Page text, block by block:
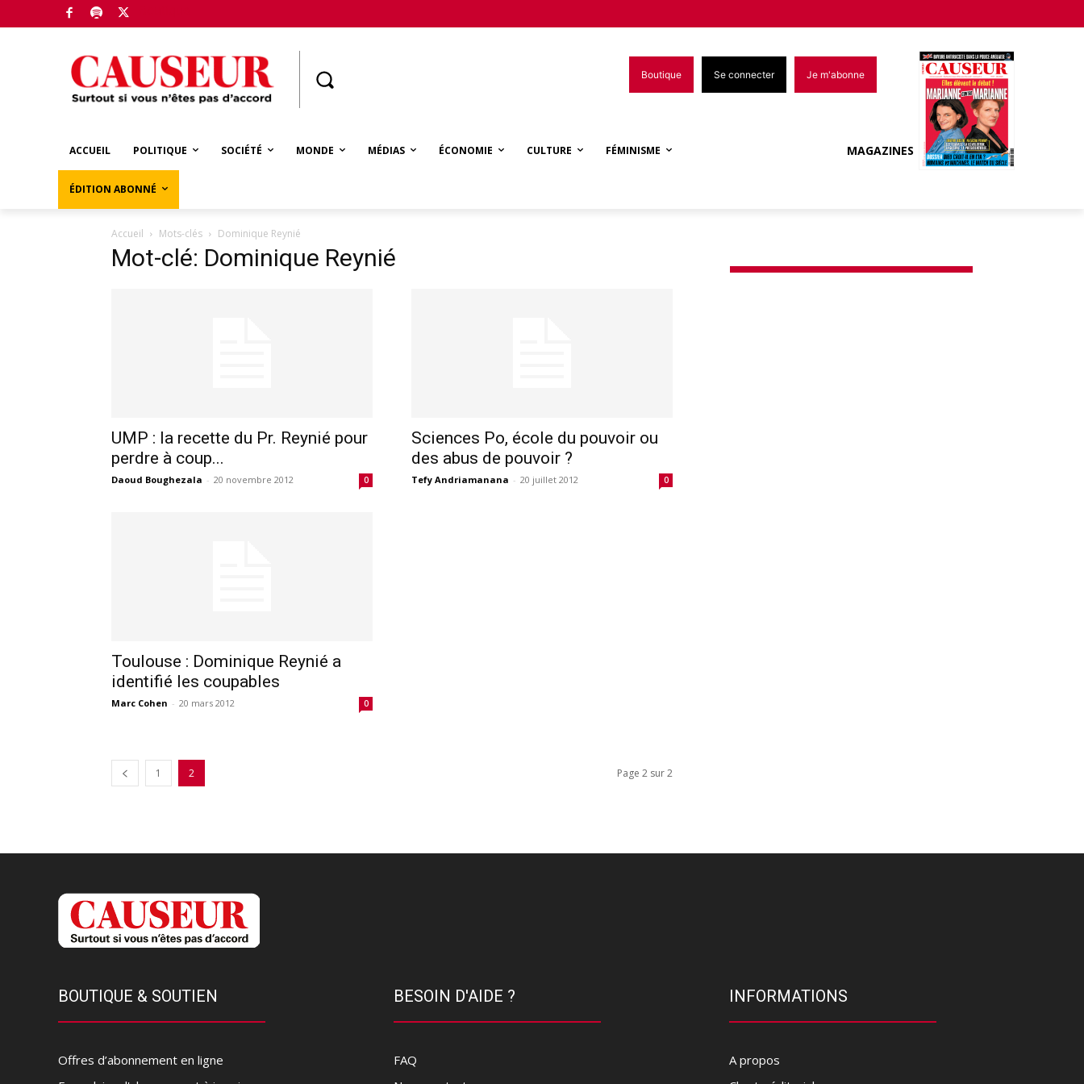
Boutique Se connecter Je m'abonne
ACCUEIL POLITIQUE SOCIÉTÉ MONDE MÉDIAS ÉCONOMIE CULTURE FÉMINISME
ÉDITION ABONNÉ
MAGAZINES
Accueil Mots-clés Dominique Reynié
Mot-clé: Dominique Reynié
UMP : la recette du Pr. Reynié pour
perdre à coup...
Daoud Boughezala - 20 novembre 2012 0
Sciences Po, école du pouvoir ou
des abus de pouvoir ?
Tefy Andriamanana - 20 juillet 2012 0
Toulouse : Dominique Reynié a
identifié les coupables
Marc Cohen - 20 mars 2012 0
1 2 Page 2 sur 2
BOUTIQUE & SOUTIEN
Offres d’abonnement en ligne
BESOIN D'AIDE ?
FAQ
INFORMATIONS
A propos